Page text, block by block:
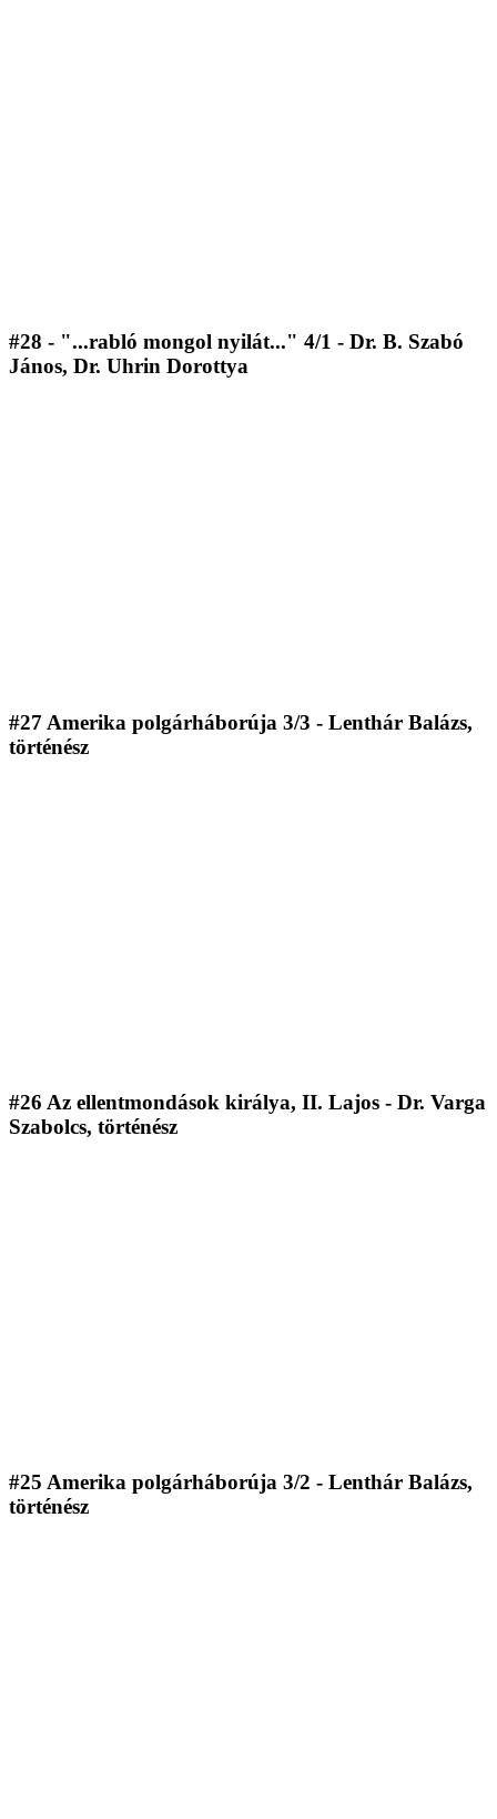
#28 - "...rabló mongol nyilát..." 4/1 - Dr. B. Szabó
János, Dr. Uhrin Dorottya
#27 Amerika polgárháborúja 3/3 - Lenthár Balázs,
történész
#26 Az ellentmondások királya, II. Lajos - Dr. Varga
Szabolcs, történész
#25 Amerika polgárháborúja 3/2 - Lenthár Balázs,
történész